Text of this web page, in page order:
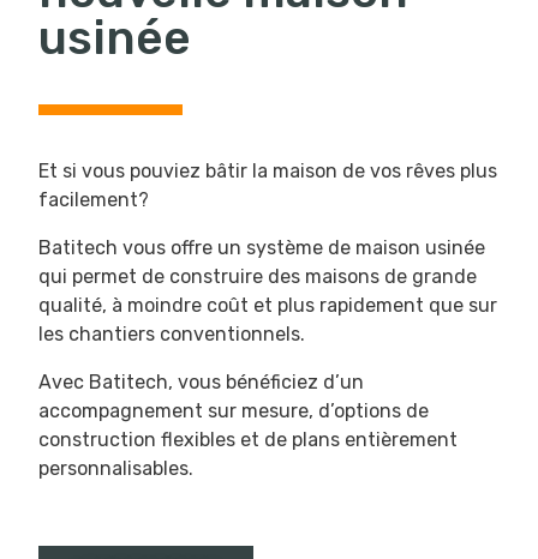
usinée
Et si vous pouviez bâtir la maison de vos rêves plus
facilement?
Batitech vous offre un système de maison usinée
qui permet de construire des maisons de grande
qualité, à moindre coût et plus rapidement que sur
les chantiers conventionnels.
Avec Batitech, vous bénéficiez d’un
accompagnement sur mesure, d’options de
construction flexibles et de plans entièrement
personnalisables.